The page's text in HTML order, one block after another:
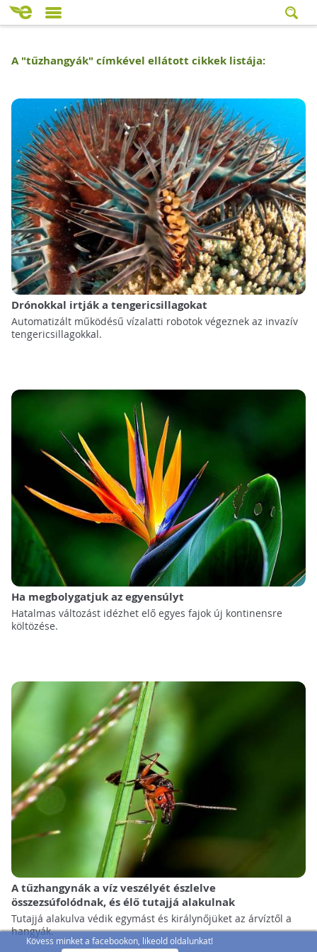
Kövess minket a facebookon, likeold oldalunkat!
A "tűzhangyák" címkével ellátott cikkek listája:
Drónokkal irtják a tengericsillagokat
Automatizált működésű vízalatti robotok végeznek az invazív
tengericsillagokkal.
Ha megbolygatjuk az egyensúlyt
Hatalmas változást idézhet elő egyes fajok új kontinensre
költözése.
A tűzhangynák a víz veszélyét észlelve
összezsúfolódnak, és élő tutajjá alakulnak
Tutajjá alakulva védik egymást és királynőjüket az árvíztől a
hangyák.